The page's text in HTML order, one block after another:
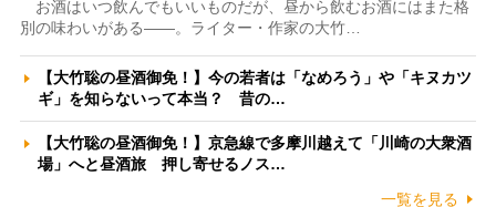
お酒はいつ飲んでもいいものだが、昼から飲むお酒にはまた格
別の味わいがある――。ライター・作家の大竹…
【大竹聡の昼酒御免！】今の若者は「なめろう」や「キヌカツ
ギ」を知らないって本当？ 昔の…
【大竹聡の昼酒御免！】京急線で多摩川越えて「川崎の大衆酒
場」へと昼酒旅 押し寄せるノス…
一覧を見る